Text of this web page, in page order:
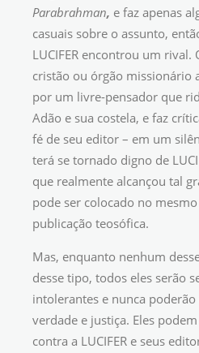
Parabrahman, e faz apenas
casuais sobre o assunto,
LUCIFER encontrou um
cristão ou órgão missionário
por um livre-pensador que
Adão e sua costela, e faz
fé de seu editor – em um
terá se tornado digno de
que realmente alcançou tal
pode ser colocado no
publicação teosófica.
Mas, enquanto nenhum
desse tipo, todos eles serão
intolerantes e nunca
verdade e justiça. Eles
contra a LUCIFER e seus